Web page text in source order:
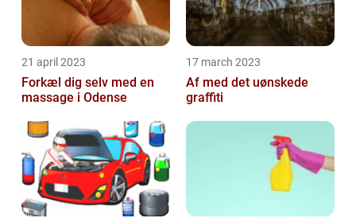
21 april 2023
Forkæl dig selv med en
massage i Odense
17 march 2023
Af med det uønskede
graffiti